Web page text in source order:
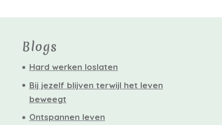
Blogs
Hard werken loslaten
Bij jezelf blijven terwijl het leven
beweegt
Ontspannen leven